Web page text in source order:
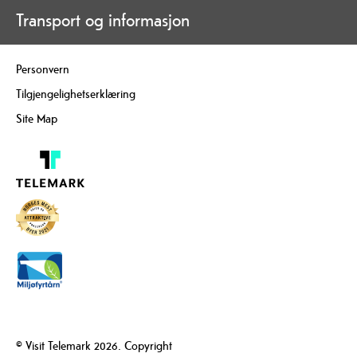
Transport og informasjon
Personvern
Tilgjengelighetserklæring
Site Map
© Visit Telemark 2026. Copyright